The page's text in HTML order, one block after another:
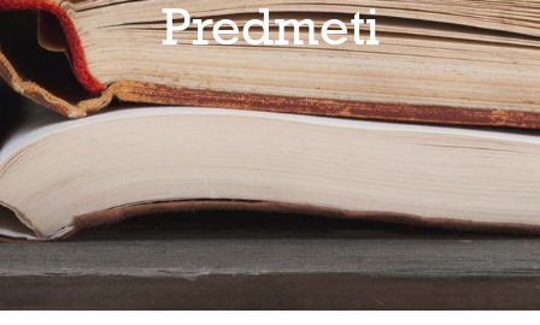
Predmeti